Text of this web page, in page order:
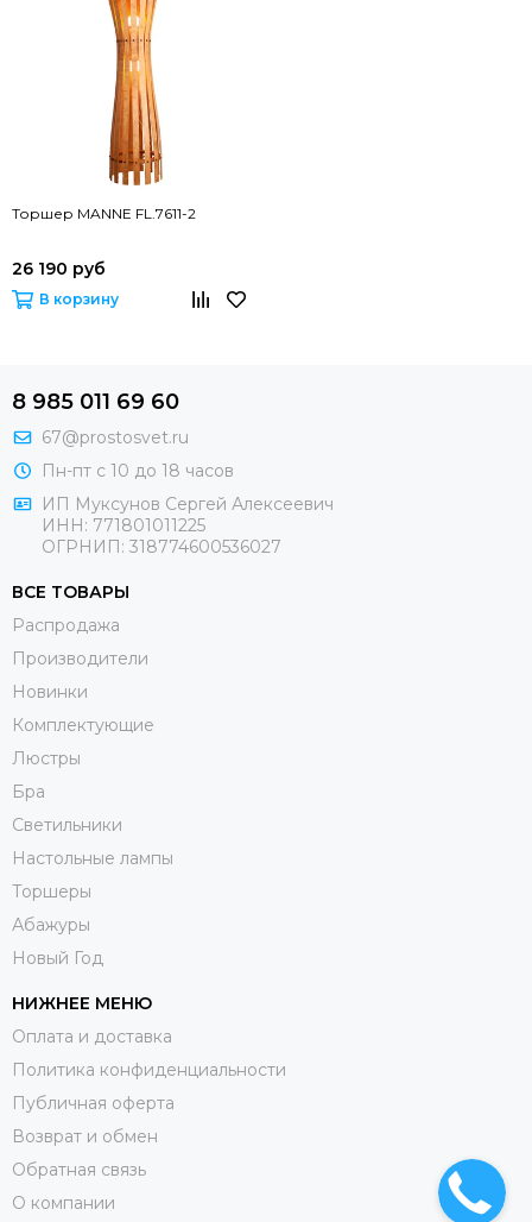
Торшер MANNE FL.7611-2
26 190 руб
В корзину
8 985 011 69 60
67@prostosvet.ru
Пн-пт с 10 до 18 часов
ИП Муксунов Сергей Алексеевич
ИНН: 771801011225
ОГРНИП: 318774600536027
ВСЕ ТОВАРЫ
Распродажа
Производители
Новинки
Комплектующие
Люстры
Бра
Светильники
Настольные лампы
Торшеры
Абажуры
Новый Год
НИЖНЕЕ МЕНЮ
Оплата и доставка
Политика конфиденциальности
Публичная оферта
Возврат и обмен
Обратная связь
О компании